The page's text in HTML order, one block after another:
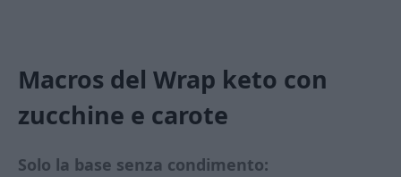
Macros del Wrap keto con
zucchine e carote
Solo la base senza condimento: